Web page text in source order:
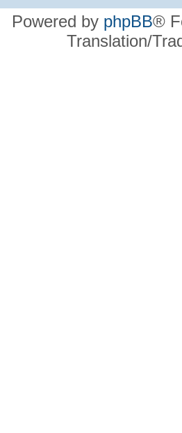
Powered by phpBB®
Translation/